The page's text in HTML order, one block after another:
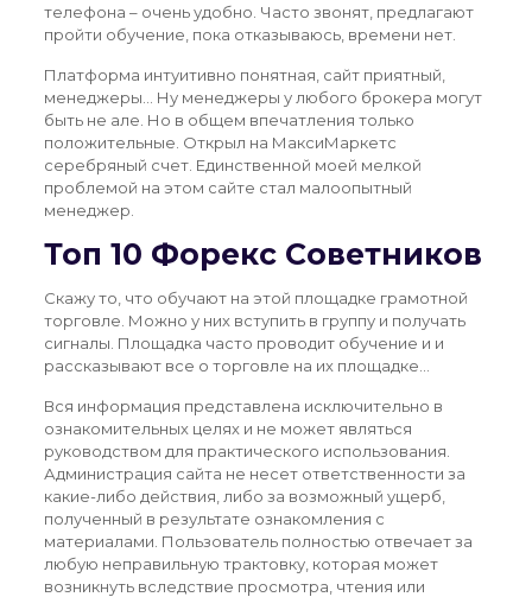
телефона – очень удобно. Часто звонят, предлагают
пройти обучение, пока отказываюсь, времени нет.
Платформа интуитивно понятная, сайт приятный,
менеджеры… Ну менеджеры у любого брокера могут
быть не але. Но в общем впечатления только
положительные. Открыл на МаксиМаркетс
серебряный счет. Единственной моей мелкой
проблемой на этом сайте стал малоопытный
менеджер.
Топ 10 Форекс Советников
Скажу то, что обучают на этой площадке грамотной
торговле. Можно у них вступить в группу и получать
сигналы. Площадка часто проводит обучение и и
рассказывают все о торговле на их площадке…
Вся информация представлена исключительно в
ознакомительных целях и не может являться
руководством для практического использования.
Администрация сайта не несет ответственности за
какие-либо действия, либо за возможный ущерб,
полученный в результате ознакомления с
материалами. Пользователь полностью отвечает за
любую неправильную трактовку, которая может
возникнуть вследствие просмотра, чтения или